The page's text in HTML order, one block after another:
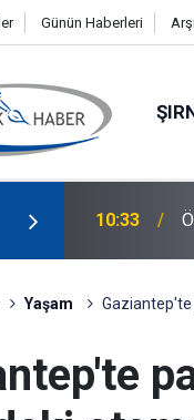
Günün Haberleri
10:33
Yaşam